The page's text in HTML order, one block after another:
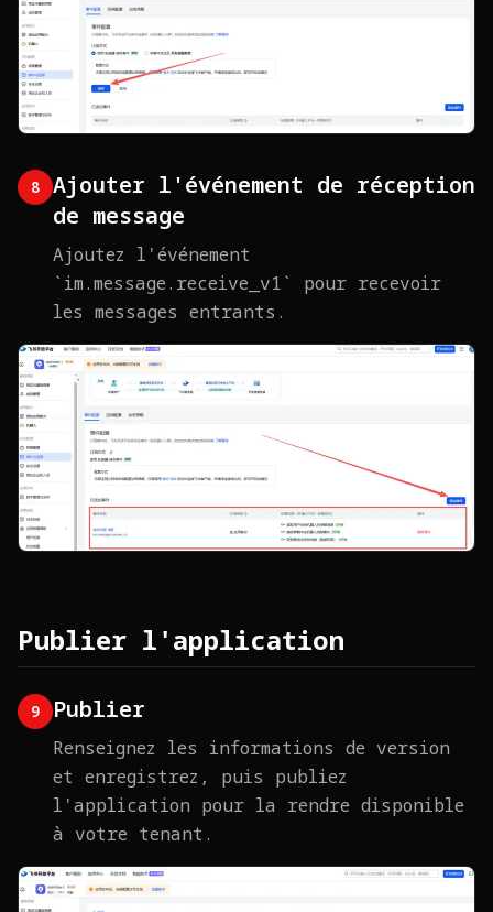
8
Ajouter l'événement de réception
de message
Ajoutez l'événement
`im.message.receive_v1` pour recevoir
les messages entrants.
Publier l'application
9 Publier
Renseignez les informations de version
et enregistrez, puis publiez
l'application pour la rendre disponible
à votre tenant.